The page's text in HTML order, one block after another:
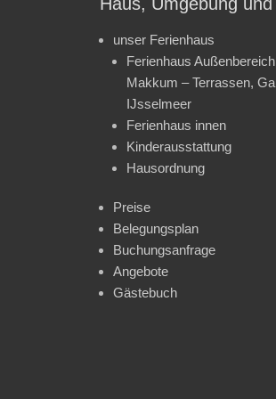
unser Ferienhaus
Ferienhaus Außenbereich
Makkum – Terrassen,
IJsselmeer
Ferienhaus innen
Kinderausstattung
Hausordnung
Preise
Belegungsplan
Buchungsanfrage
Angebote
Gästebuch